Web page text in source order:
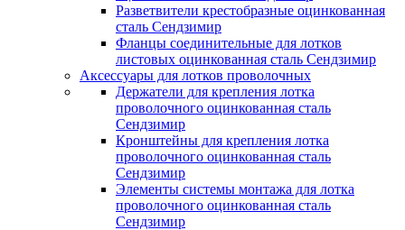
Разветвители крестобразные оцинкованная
сталь Сендзимир
Фланцы соединительные для лотков
листовых оцинкованная сталь Сендзимир
Аксессуары для лотков проволочных
Держатели для крепления лотка
проволочного оцинкованная сталь
Сендзимир
Кронштейны для крепления лотка
проволочного оцинкованная сталь
Сендзимир
Элементы системы монтажа для лотка
проволочного оцинкованная сталь
Сендзимир